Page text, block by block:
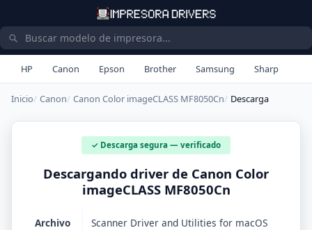
HP Canon Epson Brother Samsung Sharp
Inicio Canon Canon Color imageCLASS MF8050Cn Descarga
✓ Descarga segura — verificado
Descargando driver de Canon Color
imageCLASS MF8050Cn
Archivo Scanner Driver and Utilities for macOS